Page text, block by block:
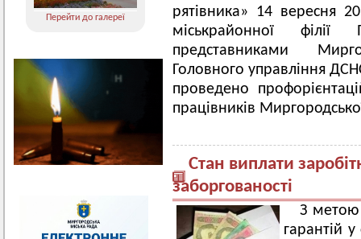
Перейти до галереї
рятівника» 14 вересня
міськрайонної
представниками
Головного управління
проведено
працівників
Стан виплати
заборгованості
З метою
гарантій